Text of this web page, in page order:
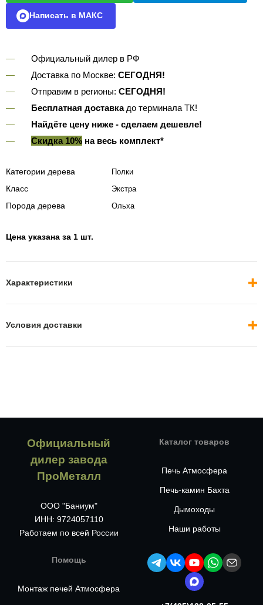
Написать в МАКС
Официальный дилер в РФ
Доставка по Москве: СЕГОДНЯ!
Отправим в регионы: СЕГОДНЯ!
Бесплатная доставкадо терминала ТК!
Найдёте цену ниже - сделаем дешевле!
Скидка 10%на весь комплект*
Категории дерева Полки
Класс Экстра
Порода дерева Ольха
Цена указана за 1 шт.
Характеристики
Условия доставки
Официальный
дилер завода
ПроМеталл
ООО "Баниум"
ИНН: 9724057110
Работаем по всей России
Каталог товаров
Печь Атмосфера
Печь-камин Бахта
Дымоходы
Наши работы
Помощь
Монтаж печей Атмосфера